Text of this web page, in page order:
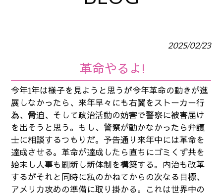
2025/02/23
革命やるよ!
今年1年は様子を見ようと思うが今年革命の動きが進
展しなかったら、来年早々にも右翼をストーカー行
為、脅迫、そして政治活動の妨害で警察に被害届け
を出そうと思う。もし、警察が動かなかったら弁護
士に相談するつもりだ。予告通り来年中には革命を
達成させる。革命が達成したら直ちにゴミくず共を
始末し人事も刷新し新体制を構築する。内治も改革
するがそれと同時に私のかねてからの次なる目標、
アメリカ攻めの準備に取り掛かる。これは世界中の